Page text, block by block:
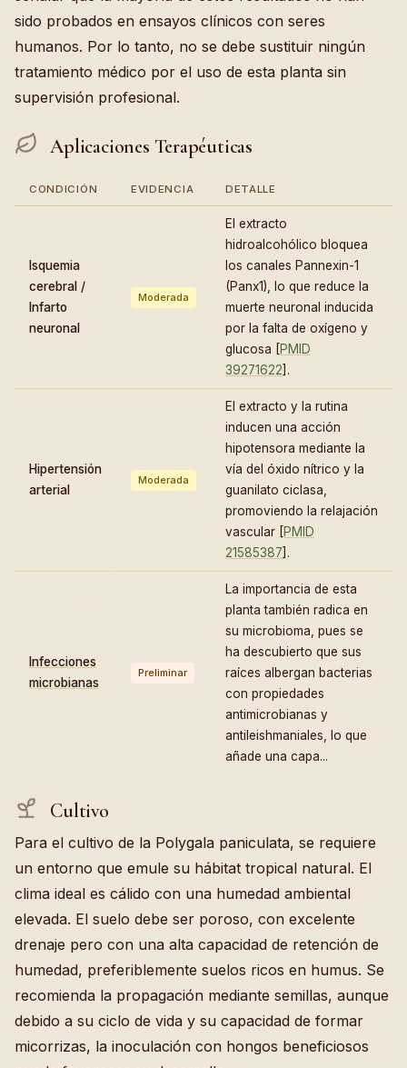
sido probados en ensayos clínicos con seres
humanos. Por lo tanto, no se debe sustituir ningún
tratamiento médico por el uso de esta planta sin
supervisión profesional.
Aplicaciones Terapéuticas
CONDICIÓN EVIDENCIA DETALLE
Isquemia
cerebral /
Infarto
neuronal
Moderada
El extracto
hidroalcohólico bloquea
los canales Pannexin-1
(Panx1), lo que reduce la
muerte neuronal inducida
por la falta de oxígeno y
glucosa [PMID
39271622].
Hipertensión
arterial
Moderada
El extracto y la rutina
inducen una acción
hipotensora mediante la
vía del óxido nítrico y la
guanilato ciclasa,
promoviendo la relajación
vascular [PMID
21585387].
Infecciones
microbianas
Preliminar
La importancia de esta
planta también radica en
su microbioma, pues se
ha descubierto que sus
raíces albergan bacterias
con propiedades
antimicrobianas y
antileishmaniales, lo que
añade una capa...
Cultivo
Para el cultivo de la Polygala paniculata, se requiere
un entorno que emule su hábitat tropical natural. El
clima ideal es cálido con una humedad ambiental
elevada. El suelo debe ser poroso, con excelente
drenaje pero con una alta capacidad de retención de
humedad, preferiblemente suelos ricos en humus. Se
recomienda la propagación mediante semillas, aunque
debido a su ciclo de vida y su capacidad de formar
micorrizas, la inoculación con hongos beneficiosos